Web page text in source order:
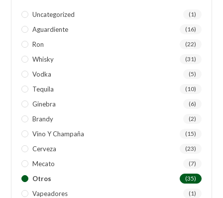
Uncategorized (1)
Aguardiente (16)
Ron (22)
Whisky (31)
Vodka (5)
Tequila (10)
Ginebra (6)
Brandy (2)
Vino Y Champaña (15)
Cerveza (23)
Mecato (7)
Otros (35)
Vapeadores (1)